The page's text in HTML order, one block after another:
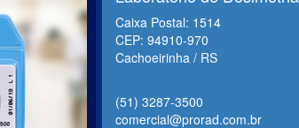
Caixa Postal: 1514
CEP: 94910-970
Cachoeirinha / RS
(51) 3287-3500
comercial@prorad.com.br